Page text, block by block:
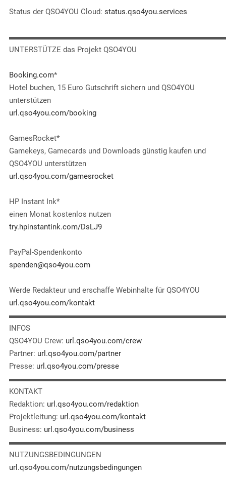
Status der QSO4YOU Cloud: status.qso4you.services
UNTERSTÜTZE das Projekt QSO4YOU
Booking.com*
Hotel buchen, 15 Euro Gutschrift sichern und QSO4YOU
unterstützen
url.qso4you.com/booking
GamesRocket*
Gamekeys, Gamecards und Downloads günstig kaufen und
QSO4YOU unterstützen
url.qso4you.com/gamesrocket
HP Instant Ink*
einen Monat kostenlos nutzen
try.hpinstantink.com/DsLJ9
PayPal-Spendenkonto
spenden@qso4you.com
Werde Redakteur und erschaffe Webinhalte für QSO4YOU
url.qso4you.com/kontakt
INFOS
QSO4YOU Crew: url.qso4you.com/crew
Partner: url.qso4you.com/partner
Presse: url.qso4you.com/presse
KONTAKT
Redaktion: url.qso4you.com/redaktion
Projektleitung: url.qso4you.com/kontakt
Business: url.qso4you.com/business
NUTZUNGSBEDINGUNGEN
url.qso4you.com/nutzungsbedingungen